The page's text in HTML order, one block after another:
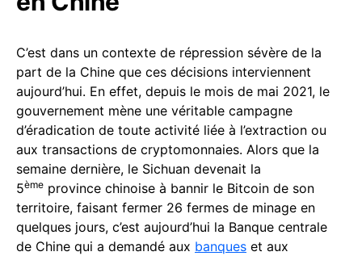
C’est dans un contexte de répression sévère de la
part de la Chine que ces décisions interviennent
aujourd’hui. En effet, depuis le mois de mai 2021, le
gouvernement mène une véritable campagne
d’éradication de toute activité liée à l’extraction ou
aux transactions de cryptomonnaies. Alors que la
semaine dernière, le Sichuan devenait la
5ème province chinoise à bannir le Bitcoin de son
territoire, faisant fermer 26 fermes de minage en
quelques jours, c’est aujourd’hui la Banque centrale
de Chine qui a demandé aux banques et aux